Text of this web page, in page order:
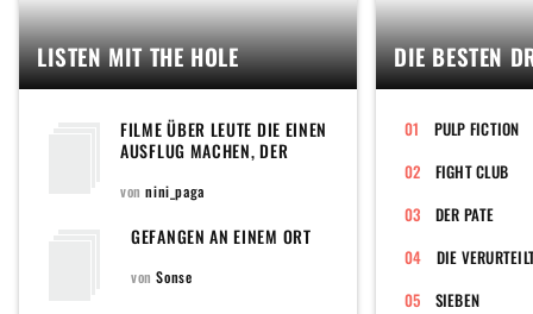
LISTEN MIT THE HOLE
FILME ÜBER LEUTE DIE EINEN
AUSFLUG MACHEN, DER
HOSE GEHT...
vonnini_paga
GEFANGEN AN EINEM ORT
vonSonse
DIE BESTEN
PULP FICTION
FIGHT CLUB
DER PATE
DIE
SIEBEN